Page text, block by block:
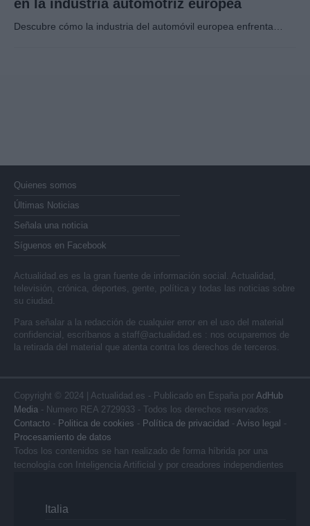
en la industria automotriz europea
Descubre cómo la industria del automóvil europea enfrenta…
Quienes somos
Últimas Noticias
Señala una noticia
Síguenos en Facebook
Actualidad.es es la gran fuente de información social. Actualidad,
televisión, crónica, deportes, gente, política y todas las noticias sobre
su ciudad.
Para señalar a la redacción de cualquier error en el uso del material
confidencial, escríbanos a staff@actualidad.es : nos ocuparemos de
la retirada del material que atenta contra los derechos de terceros.
Copyright © 2024 | Actualidad.es - Publicado en España por AdHub
Media - Numero REA 2729933 - Todos los derechos reservados.
Contacto - Politica de cookies - Política de privacidad - Aviso legal -
Procesamiento de datos
Todos los contenidos se han realizado de forma híbrida por una
tecnología con Inteligencia Artificial y por creadores independientes
Italia